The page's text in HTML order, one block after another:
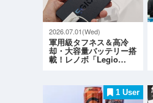
2026.07.01(Wed)
軍用級タフネス＆高冷
却・大容量バッテリー搭
載！レノボ「Legio…
1 User